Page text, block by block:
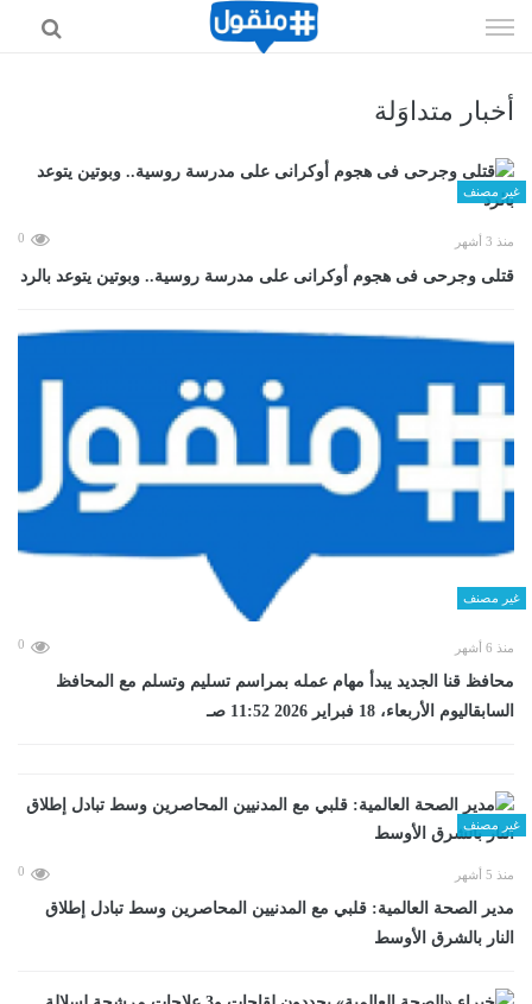
الى
أخبار متداوَلة
غير مصنف
منذ 3 أشهر 0
قتلى وجرحى فى هجوم أوكرانى على مدرسة روسية.. وبوتين يتوعد بالرد
غير مصنف
منذ 6 أشهر 0
محافظ قنا الجديد يبدأ مهام عمله بمراسم تسليم وتسلم مع المحافظ
السابقاليوم الأربعاء، 18 فبراير 2026 11:52 صـ
غير مصنف
منذ 5 أشهر 0
مدير الصحة العالمية: قلبي مع المدنيين المحاصرين وسط تبادل إطلاق
النار بالشرق الأوسط